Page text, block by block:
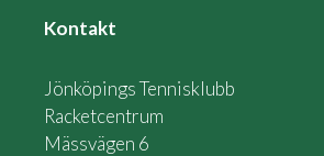
Kontakt
Jönköpings Tennisklubb
Racketcentrum
Mässvägen 6